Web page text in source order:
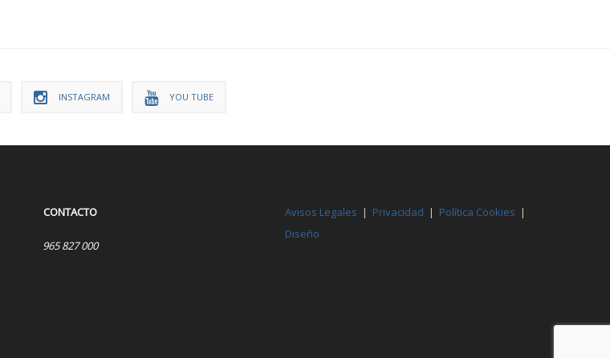
INSTAGRAM YOU TUBE
CONTACTO
965 827 000
Avisos Legales | Privacidad | Política Cookies |
Diseño